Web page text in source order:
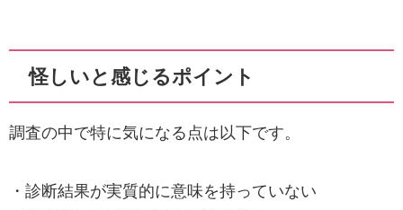
怪しいと感じるポイント
調査の中で特に気になる点は以下です。
・診断結果が実質的に意味を持っていない